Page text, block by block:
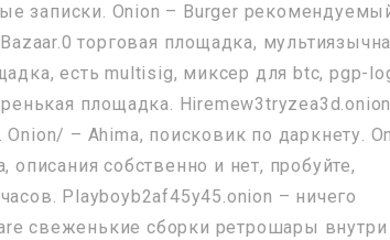
записки. Onion – Burger
торговая площадка,
есть multisig, миксер для btc, pgp-
площадка.
– Ahima, поисковик по даркнету.
собственно и нет, пробуйте,
Playboyb2af45y45.onion – ничего
свеженькие сборки ретрошары внутри